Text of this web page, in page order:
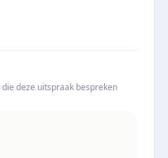
deze uitspraak bespreken